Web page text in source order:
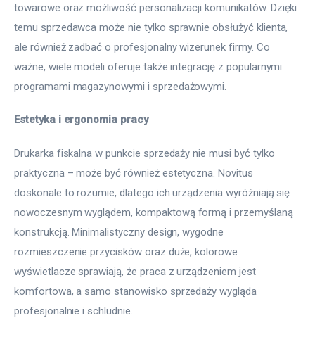
towarowe oraz możliwość personalizacji komunikatów. Dzięki
temu sprzedawca może nie tylko sprawnie obsłużyć klienta,
ale również zadbać o profesjonalny wizerunek firmy. Co
ważne, wiele modeli oferuje także integrację z popularnymi
programami magazynowymi i sprzedażowymi.
Estetyka i ergonomia pracy
Drukarka fiskalna w punkcie sprzedaży nie musi być tylko
praktyczna – może być również estetyczna. Novitus
doskonale to rozumie, dlatego ich urządzenia wyróżniają się
nowoczesnym wyglądem, kompaktową formą i przemyślaną
konstrukcją. Minimalistyczny design, wygodne
rozmieszczenie przycisków oraz duże, kolorowe
wyświetlacze sprawiają, że praca z urządzeniem jest
komfortowa, a samo stanowisko sprzedaży wygląda
profesjonalnie i schludnie.